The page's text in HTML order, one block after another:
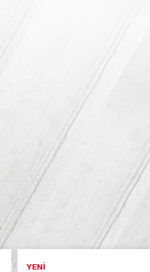
YENI